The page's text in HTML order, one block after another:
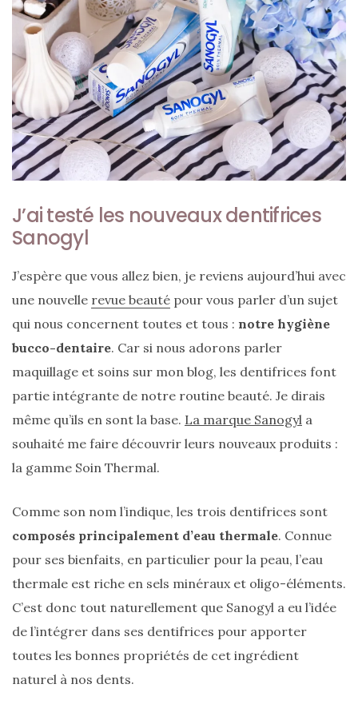
sac
en
soie
et
cuir
au
luxe
discret
06/06/2026
J’ai testé les nouveaux dentifrices
Sanogyl
J’espère que vous allez bien, je reviens aujourd’hui avec
une nouvelle revue beauté pour vous parler d’un sujet
qui nous concernent toutes et tous : notre hygiène
bucco-dentaire. Car si nous adorons parler
maquillage et soins sur mon blog, les dentifrices font
partie intégrante de notre routine beauté. Je dirais
même qu’ils en sont la base. La marque Sanogyl a
souhaité me faire découvrir leurs nouveaux produits :
la gamme Soin Thermal.
Comme son nom l’indique, les trois dentifrices sont
composés principalement d’eau thermale. Connue
pour ses bienfaits, en particulier pour la peau, l’eau
thermale est riche en sels minéraux et oligo-éléments.
C’est donc tout naturellement que Sanogyl a eu l’idée
de l’intégrer dans ses dentifrices pour apporter
toutes les bonnes propriétés de cet ingrédient
naturel à nos dents.